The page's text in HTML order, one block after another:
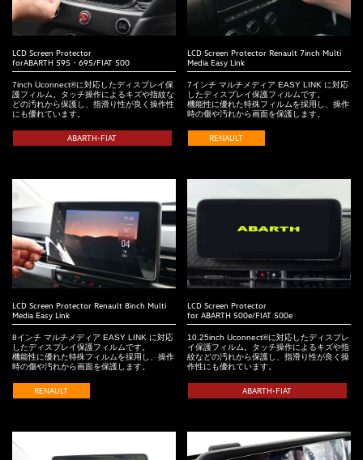
LCD Screen Protector
forABARTH 595・695/FIAT 500
7inch Uconnect®に対応したディスプレイ保
護フィルム。タッチ操作によるキズや指紋な
どの汚れから保護し、指滑り性が良く操作性
にも優れています。
ABARTH•FIAT
LCD Screen Protector Renault 7inch Multi
Media Easy Link
7インチ マルチメディア EASY LINK に対応
したディスプレイ保護フィルムです。
機能性に優れた特殊フィルムを採用し、操作
時の傷や汚れから画面を保護します。
RENAULT
LCD Screen Protector Renault 8inch Multi
Media Easy Link
8インチ マルチメディア EASY LINK に対応
したディスプレイ保護フィルムです。
機能性に優れた特殊フィルムを採用し、操作
時の傷や汚れから画面を保護します。
RENAULT
LCD Screen Protector
for ABARTH 500e/FIAT 500e
10.25inch Uconnect®に対応したディスプレ
イ保護フィルム。タッチ操作によるキズや指
紋などの汚れから保護し、指滑り性が良く操
作性にも優れています。
ABARTH•FIAT